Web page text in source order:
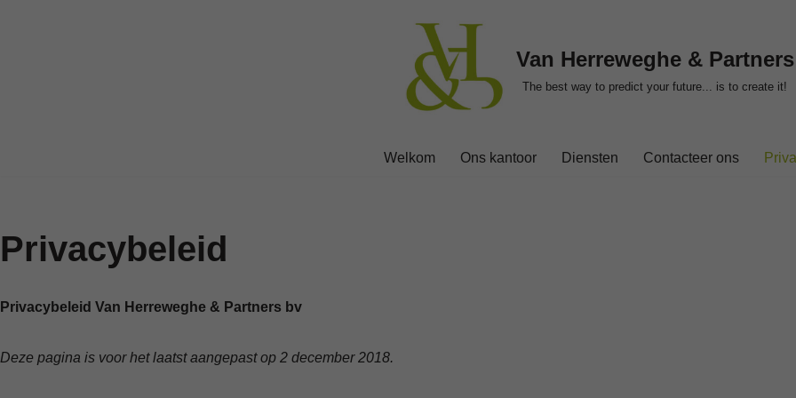
Van Herreweghe & Partners
The best way to predict your future... is to create it!
Welkom Ons kantoor Diensten Contacteer ons
Privacybeleid
Privacybeleid Van Herreweghe & Partners bv
Deze pagina is voor het laatst aangepast op 2 december 2018.